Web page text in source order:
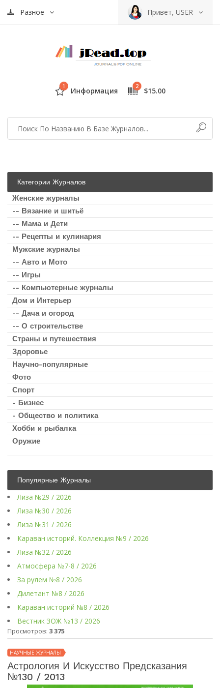
Разное Привет, USER
1 Информация 2 $15.00
Категории Журналов
Женские журналы
-- Вязание и шитьё
-- Мама и Дети
-- Рецепты и кулинария
Мужские журналы
-- Авто и Мото
-- Игры
-- Компьютерные журналы
Дом и Интерьер
-- Дача и огород
-- О строительстве
Страны и путешествия
Здоровье
Научно-популярные
Фото
Спорт
- Бизнес
- Общество и политика
Хобби и рыбалка
Оружие
Популярные Журналы
Лиза №29 / 2026
Лиза №30 / 2026
Лиза №31 / 2026
Караван историй. Коллекция №9 / 2026
Лиза №32 / 2026
Атмосфера №7-8 / 2026
За рулем №8 / 2026
Дилетант №8 / 2026
Караван историй №8 / 2026
Вестник ЗОЖ №13 / 2026
Просмотров: 3 375
НАУЧНЫЕ ЖУРНАЛЫ
Астрология И Искусство Предсказания
№130 / 2013